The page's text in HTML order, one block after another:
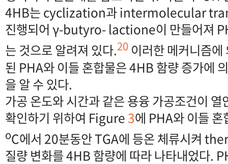
4HB는 cyclization과 intermolecular
진행되어 γ-butyro- lactione이 만들어져
는 것으로 알려져 있다.20 이러한 메커니즘
된 PHA와 이들 혼합물은 4HB 함량 증가에
을 알 수 있다.
가공 온도와 시간과 같은 용융 가공조건이
확인하기 위하여 Figure3에 PHA와 이들
oC에서 20분동안 TGA에 등온 체류시켜
질량 변화를 4HB 함량에 따라 나타내었다.